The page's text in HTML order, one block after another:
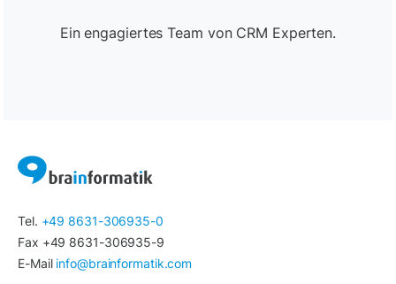
Ein engagiertes Team von CRM Experten.
Tel. +49 8631-306935-0
Fax +49 8631-306935-9
E-Mail info@brainformatik.com